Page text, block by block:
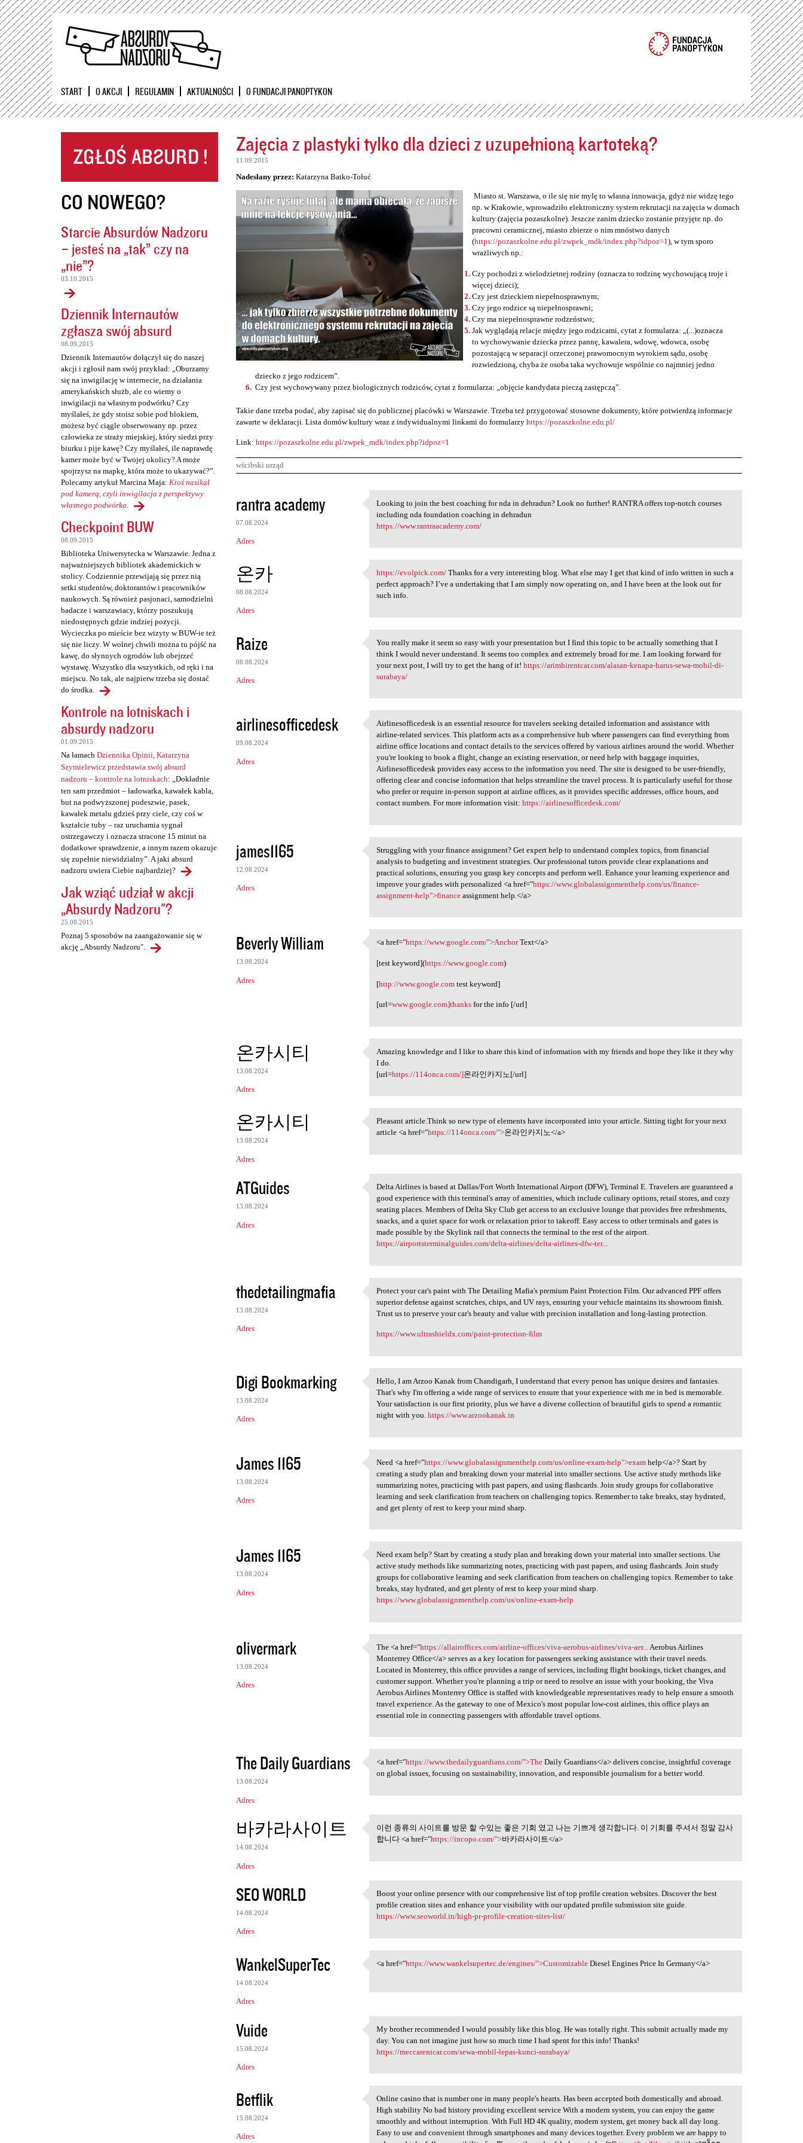
Przejdź
START O AKCJI REGULAMIN AKTUALNOŚCI O FUNDACJI PANOPTYKON
CO NOWEGO?
Starcie Absurdów Nadzoru
– jesteś na „tak” czy na
„nie”?
03.10.2015
Dziennik Internautów
zgłasza swój absurd
08.09.2015
Dziennik Internautów dołączył się do naszej
akcji i zgłosił nam swój przykład: „Oburzamy
się na inwigilację w internecie, na działania
amerykańskich służb, ale co wiemy o
inwigilacji na własnym podwórku? Czy
myślałeś, że gdy stoisz sobie pod blokiem,
możesz być ciągle obserwowany np. przez
człowieka ze straży miejskiej, który siedzi przy
biurku i pije kawę? Czy myślałeś, ile naprawdę
kamer może być w Twojej okolicy? A może
spojrzysz na mapkę, która może to ukazywać?”.
Polecamy artykuł Marcina Maja: Ktoś nasikał
pod kamerą, czyli inwigilacja z perspektywy
własnego podwórka.
Checkpoint BUW
08.09.2015
Biblioteka Uniwersytecka w Warszawie. Jedna z
najważniejszych bibliotek akademickich w
stolicy. Codziennie przewijają się przez nią
setki studentów, doktorantów i pracowników
naukowych. Są również pasjonaci, samodzielni
badacze i warszawiacy, którzy poszukują
niedostępnych gdzie indziej pozycji.
Wycieczka po mieście bez wizyty w BUW-ie też
się nie liczy. W wolnej chwili można tu pójść na
kawę, do słynnych ogrodów lub obejrzeć
wystawę. Wszystko dla wszystkich, od ręki i na
miejscu. No tak, ale najpierw trzeba się dostać
do środka.
Kontrole na lotniskach i
absurdy nadzoru
01.09.2015
Na łamach Dziennika Opinii, Katarzyna
Szymielewicz przedstawia swój absurd
nadzoru – kontrole na lotniskach: „Dokładnie
ten sam przedmiot – ładowarka, kawałek kabla,
but na podwyższonej podeszwie, pasek,
kawałek metalu gdzieś przy ciele, czy coś w
kształcie tuby – raz uruchamia sygnał
ostrzegawczy i oznacza stracone 15 minut na
dodatkowe sprawdzenie, a innym razem okazuje
się zupełnie niewidzialny”. A jaki absurd
nadzoru uwiera Ciebie najbardziej?
Jak wziąć udział w akcji
„Absurdy Nadzoru"?
25.08.2015
Poznaj 5 sposobów na zaangażowanie się w
akcję „Absurdy Nadzoru".
Zajęcia z plastyki tylko dla dzieci z uzupełnioną kartoteką?
11.09.2015
Nadesłany przez: Katarzyna Batko-Tołuć
Miasto st. Warszawa, o ile się nie mylę to własna innowacja, gdyż nie widzę tego
np. w Krakowie, wprowadziło elektroniczny system rekrutacji na zajęcia w domach
kultury (zajęcia pozaszkolne). Jeszcze zanim dziecko zostanie przyjęte np. do
pracowni ceramicznej, miasto zbierze o nim mnóstwo danych
(https://pozaszkolne.edu.pl/zwpek_mdk/index.php?idpoz=1), w tym sporo
wrażliwych np.:
Czy pochodzi z wielodzietnej rodziny (oznacza to rodzinę wychowującą troje i
więcej dzieci);
Czy jest dzieckiem niepełnosprawnym;
Czy jego rodzice są niepełnosprawni;
Czy ma niepełnosprawne rodzeństwo;
Jak wyglądają relacje między jego rodzicami, cytat z formularza: „(...)oznacza
to wychowywanie dziecka przez pannę, kawalera, wdowę, wdowca, osobę
pozostającą w separacji orzeczonej prawomocnym wyrokiem sądu, osobę
rozwiedzioną, chyba że osoba taka wychowuje wspólnie co najmniej jedno
dziecko z jego rodzicem”.
Czy jest wychowywany przez biologicznych rodziców, cytat z formularza: „objęcie kandydata pieczą zastępczą”.
Takie dane trzeba podać, aby zapisać się do publicznej placówki w Warszawie. Trzeba też przygotować stosowne dokumenty, które potwierdzą informacje
zawarte w deklaracji. Lista domów kultury wraz z indywidualnymi linkami do formularzy https://pozaszkolne.edu.pl/
Link: https://pozaszkolne.edu.pl/zwpek_mdk/index.php?idpoz=1
wścibski urząd
K
o
m
e
n
t
a
r
e
rantra academy
07.08.2024
Adres
Looking to join the best
Looking to join the best coaching for nda in dehradun? Look no further! RANTRA offers top-notch courses
including nda foundation coaching in dehradun
https://www.rantraacademy.com/
온카
08.08.2024
Adres
https://evolpick.com/ Thanks
https://evolpick.com/ Thanks for a very interesting blog. What else may I get that kind of info written in such a
perfect approach? I’ve a undertaking that I am simply now operating on, and I have been at the look out for
such info.
Raize
08.08.2024
Adres
You really make it seem so
You really make it seem so easy with your presentation but I find this topic to be actually something that I
think I would never understand. It seems too complex and extremely broad for me. I am looking forward for
your next post, I will try to get the hang of it!https://arimbirentcar.com/alasan-kenapa-harus-sewa-mobil-di-
surabaya/
airlinesofficedesk
09.08.2024
Adres
Airlinesofficedesk is an
Airlinesofficedesk is an essential resource for travelers seeking detailed information and assistance with
airline-related services. This platform acts as a comprehensive hub where passengers can find everything from
airline office locations and contact details to the services offered by various airlines around the world. Whether
you're looking to book a flight, change an existing reservation, or need help with baggage inquiries,
Airlinesofficedesk provides easy access to the information you need. The site is designed to be user-friendly,
offering clear and concise information that helps streamline the travel process. It is particularly useful for those
who prefer or require in-person support at airline offices, as it provides specific addresses, office hours, and
contact numbers. For more information visit:https://airlinesofficedesk.com/
james1165
12.08.2024
Adres
Struggling with your finance
Struggling with your finance assignment? Get expert help to understand complex topics, from financial
analysis to budgeting and investment strategies. Our professional tutors provide clear explanations and
practical solutions, ensuring you grasp key concepts and perform well. Enhance your learning experience and
improve your grades with personalized <a href="https://www.globalassignmenthelp.com/us/finance-
assignment-help">finance assignment help.</a>
Beverly William
13.08.2024
Adres
<a href="https://www.google
<a href="https://www.google.com/">AnchorText</a>
[test keyword](https://www.google.com)
[http://www.google.com test keyword]
[url=www.google.com]thanks for the info [/url]
온카시티
13.08.2024
Adres
Amazing knowledge and I like
Amazing knowledge and I like to share this kind of information with my friends and hope they like it they why
I do.
[url=https://114onca.com/]온라인카지노[/url]
온카시티
13.08.2024
Adres
Pleasant article.Think so new
Pleasant article.Think so new type of elements have incorporated into your article. Sitting tight for your next
article <a href="https://114onca.com/">온라인카지노</a>
ATGuides
13.08.2024
Adres
Delta Airlines is based at
Delta Airlines is based at Dallas/Fort Worth International Airport (DFW), Terminal E. Travelers are guaranteed a
good experience with this terminal's array of amenities, which include culinary options, retail stores, and cozy
seating places. Members of Delta Sky Club get access to an exclusive lounge that provides free refreshments,
snacks, and a quiet space for work or relaxation prior to takeoff. Easy access to other terminals and gates is
made possible by the Skylink rail that connects the terminal to the rest of the airport.
https://airportsterminalguides.com/delta-airlines/delta-airlines-dfw-ter...
thedetailingmafia
13.08.2024
Adres
Protect your car's paint with
Protect your car's paint with The Detailing Mafia's premium Paint Protection Film. Our advanced PPF offers
superior defense against scratches, chips, and UV rays, ensuring your vehicle maintains its showroom finish.
Trust us to preserve your car's beauty and value with precision installation and long-lasting protection.
https://www.ultrashieldx.com/paint-protection-film
Digi Bookmarking
13.08.2024
Adres
Hello, I am Arzoo Kanak from
Hello, I am Arzoo Kanak from Chandigarh, I understand that every person has unique desires and fantasies.
That's why I'm offering a wide range of services to ensure that your experience with me in bed is memorable.
Your satisfaction is our first priority, plus we have a diverse collection of beautiful girls to spend a romantic
night with you.https://www.arzookanak.in
James 1165
13.08.2024
Adres
Need <a href="https://www
Need <a href="https://www.globalassignmenthelp.com/us/online-exam-help">exam help</a>? Start by
creating a study plan and breaking down your material into smaller sections. Use active study methods like
summarizing notes, practicing with past papers, and using flashcards. Join study groups for collaborative
learning and seek clarification from teachers on challenging topics. Remember to take breaks, stay hydrated,
and get plenty of rest to keep your mind sharp.
James 1165
13.08.2024
Adres
Need exam help? Start by
Need exam help? Start by creating a study plan and breaking down your material into smaller sections. Use
active study methods like summarizing notes, practicing with past papers, and using flashcards. Join study
groups for collaborative learning and seek clarification from teachers on challenging topics. Remember to take
breaks, stay hydrated, and get plenty of rest to keep your mind sharp.
https://www.globalassignmenthelp.com/us/online-exam-help
olivermark
13.08.2024
Adres
The <a href="https:/
The <a href="https://allairoffices.com/airline-offices/viva-aerobus-airlines/viva-aer...
Aerobus Airlines
Monterrey Office</a> serves as a key location for passengers seeking assistance with their travel needs.
Located in Monterrey, this office provides a range of services, including flight bookings, ticket changes, and
customer support. Whether you're planning a trip or need to resolve an issue with your booking, the Viva
Aerobus Airlines Monterrey Office is staffed with knowledgeable representatives ready to help ensure a smooth
travel experience. As the gateway to one of Mexico's most popular low-cost airlines, this office plays an
essential role in connecting passengers with affordable travel options.
The Daily Guardians
13.08.2024
Adres
<a href="https://www
<a href="https://www.thedailyguardians.com/">The Daily Guardians</a> delivers concise, insightful coverage
on global issues, focusing on sustainability, innovation, and responsible journalism for a better world.
바카라사이트
14.08.2024
Adres
이런 종류의 사이트를 방문 할 수있는 좋은 기회 였고
이런 종류의 사이트를 방문 할 수있는 좋은 기회 였고 나는 기쁘게 생각합니다. 이 기회를 주셔서 정말 감사
합니다 <a href="https://incopo.com/">바카라사이트</a>
SEO WORLD
14.08.2024
Adres
Boost your online presence
Boost your online presence with our comprehensive list of top profile creation websites. Discover the best
profile creation sites and enhance your visibility with our updated profile submission site guide.
https://www.seoworld.in/high-pr-profile-creation-sites-list/
WankelSuperTec
14.08.2024
Adres
<a href="https://www
<a href="https://www.wankelsupertec.de/engines/">Customizable Diesel Engines Price In Germany</a>
Vuide
15.08.2024
Adres
My brother recommended I
My brother recommended I would possibly like this blog. He was totally right. This submit actually made my
day. You can not imagine just how so much time I had spent for this info! Thanks!
https://meccarentcar.com/sewa-mobil-lepas-kunci-surabaya/
Betflik
15.08.2024
Adres
Online casino that is number
Online casino that is number one in many people's hearts. Has been accepted both domestically and abroad.
High stability No bad history providing excellent service With a modern system, you can enjoy the game
smoothly and without interruption. With Full HD 4K quality, modern system, get money back all day long.
Easy to use and convenient through smartphones and many devices together. Every problem we are happy to